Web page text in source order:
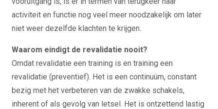
activiteit en functie nog veel meer noodzakelijk om later
niet weer dezelfde klachten te krijgen.
Waarom eindigt de revalidatie nooit?
Omdat revalidatie een training is en training een
revalidatie (preventief). Het is een continuüm, constant
bezig met het verbeteren van de zwakke schakels,
inherent of als gevolg van letsel. Het is ontzettend lastig